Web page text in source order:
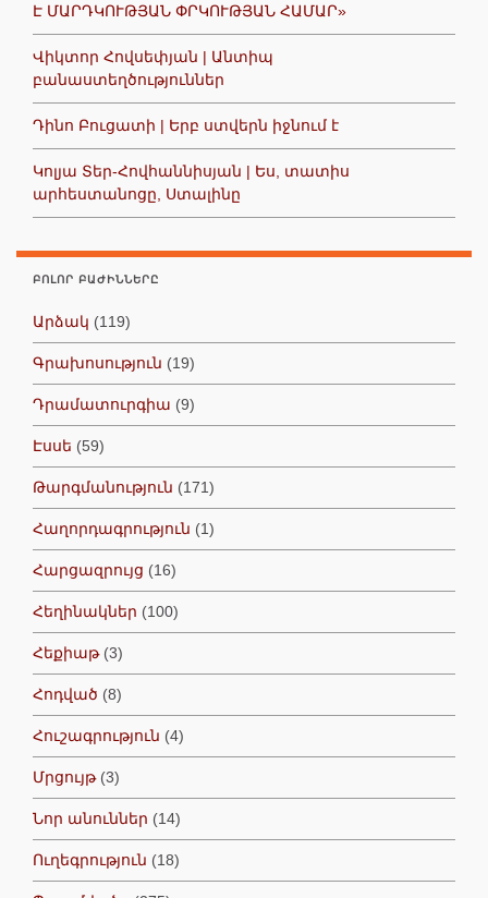
Է ՄԱՐԴԿՈՒԹՅԱՆ ՓՐԿՈՒԹՅԱՆ ՀԱՄԱՐ»
Վիկտոր Հովսեփյան | Անտիպ
բանաստեղծություններ
Դինո Բուցատի | Երբ ստվերն իջնում է
Կոլյա Տեր-Հովհաննիսյան | Ես, տատիս
արհեստանոցը, Ստալինը
ԲՈԼՈՐ ԲԱԺԻՆՆԵՐԸ
Արձակ (119)
Գրախոսություն (19)
Դրամատուրգիա (9)
Էսսե (59)
Թարգմանություն (171)
Հաղորդագրություն (1)
Հարցազրույց (16)
Հեղինակներ (100)
Հեքիաթ(3)
Հոդված (8)
Հուշագրություն (4)
Մրցույթ(3)
Նոր անուններ (14)
Ուղեգրություն (18)